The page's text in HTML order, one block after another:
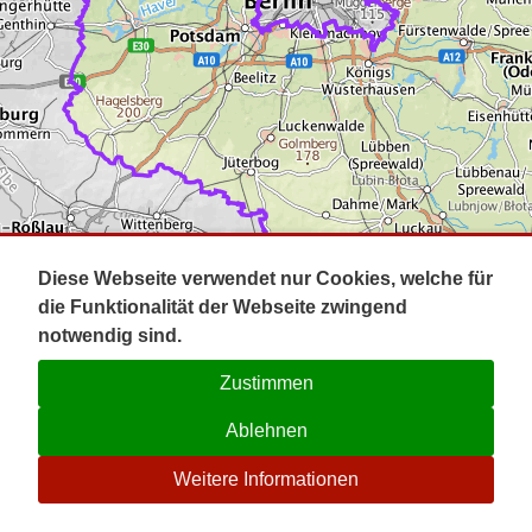
Impressum
Kontakt
☉
Diese Webseite verwendet nur Cookies, welche für
die Funktionalität der Webseite zwingend
notwendig sind.
Zustimmen
Ablehnen
Weitere Informationen